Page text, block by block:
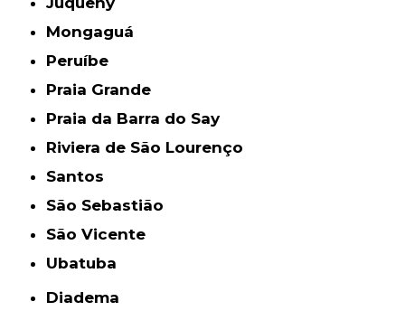
Mongaguá
Peruíbe
Praia Grande
Praia da Barra do Say
Riviera de São Lourenço
Santos
São Sebastião
São Vicente
Ubatuba
Diadema